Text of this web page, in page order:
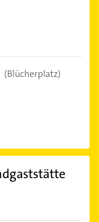
(Blücherplatz)